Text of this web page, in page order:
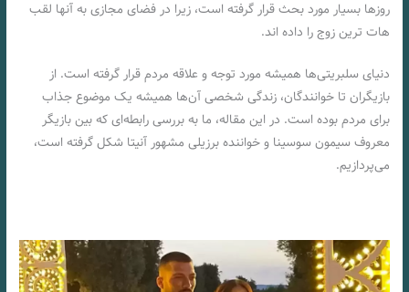
روزها بسیار مورد بحث قرار گرفته است، زیرا در فضای مجازی به آنها لقب
هات ترین زوج را داده اند.
دنیای سلبریتی‌ها همیشه مورد توجه و علاقه مردم قرار گرفته است. از
بازیگران تا خوانندگان، زندگی شخصی آن‌ها همیشه یک موضوع جذاب
برای مردم بوده است. در این مقاله، ما به بررسی رابطه‌ای که بین بازیگر
معروف سیمون سوسینا و خواننده برزیلی مشهور آنیتا شکل گرفته است،
می‌پردازیم.